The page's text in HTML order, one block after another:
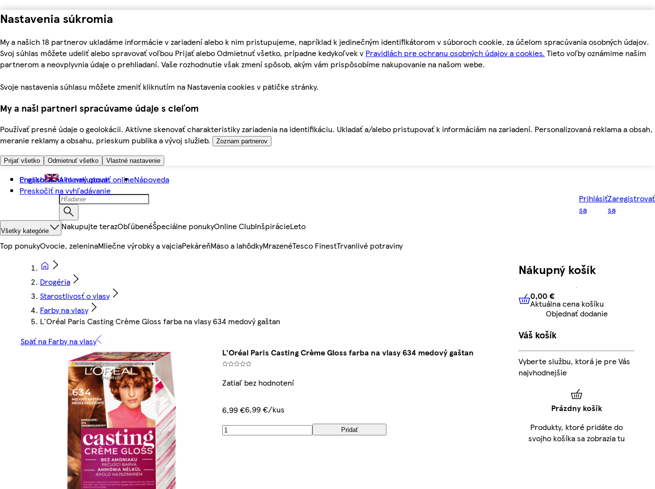
Nastavenia súkromia
My a našich 18 partnerov ukladáme informácie v zariadení alebo k nim pristupujeme, napríklad k jedinečným identifikátorom v súboroch cookie, za účelom spracúvania osobných údajov.
Svoj súhlas môžete udeliť alebo spravovať voľbou Prijať alebo Odmietnuť všetko, prípadne kedykoľvek v Pravidlách pre ochranu osobných údajov a cookies. Tieto voľby oznámime našim
partnerom a neovplyvnia údaje o prehliadaní. Vaše rozhodnutie však zmení spôsob, akým vám prispôsobíme nakupovanie na našom webe.
Svoje nastavenia súhlasu môžete zmeniť kliknutím na Nastavenia cookies v pätičke stránky.
My a naši partneri spracúvame údaje s cieľom
Používať presné údaje o geolokácii. Aktívne skenovať charakteristiky zariadenia na identifikáciu. Ukladať a/alebo pristupovať k informáciám na zariadení. Personalizovaná reklama a obsah,
meranie reklamy a obsahu, prieskum publika a vývoj služieb.
Zoznam partnerov
Prijať všetko Odmietnuť všetko Vlastné nastavenie
Preskočiť na hlavný obsah
Preskočiť na vyhľadávanie
English Ako nakupovať onlineNápoveda
Prihlásiť
sa
Zaregistrovať
sa
Všetky kategórie Nakupujte terazObľúbenéŠpeciálne ponukyOnline ClubInšpirácieLeto
Top ponukyOvocie, zeleninaMliečne výrobky a vajciaPekáreňMäso a lahôdkyMrazenéTesco FinestTrvanlivé potraviny
Drogéria
Starostlivosť o vlasy
Farby na vlasy
L'Oréal Paris Casting Crème Gloss farba na vlasy 634 medový gaštan
Späť na Farby na vlasy
L'Oréal Paris Casting Crème Gloss farba na vlasy 634 medový gaštan
Zatiaľ bez hodnotení
6,99 €6,99 €/kus
Pridať
Nákupný košík
0,00 € Aktuálna cena košíku
0,00 €
Aktuálna cena košíku
Objednať dodanie
Váš košík
Vyberte službu, ktorá je pre Vás
najvhodnejšie
Prázdny košík
Produkty, ktoré pridáte do
svojho košíka sa zobrazia tu